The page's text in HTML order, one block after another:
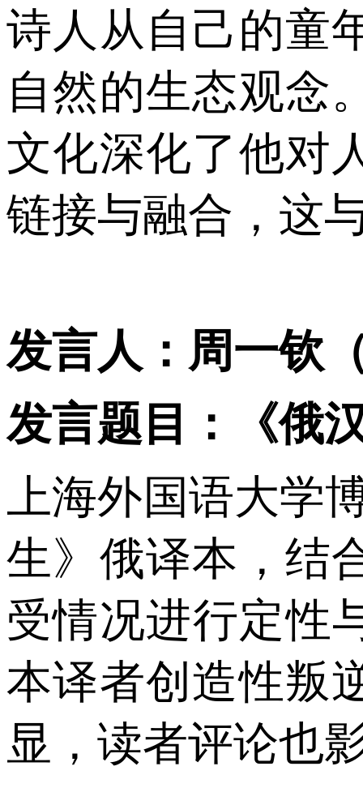
诗人从自己的童
自然的生态观念
文化深化了他对
链接与融合，这
发言人：周一钦
发言题目：《俄
上海外国语大学
生》俄译本，结
受情况进行定性
本译者创造性叛
显，读者评论也